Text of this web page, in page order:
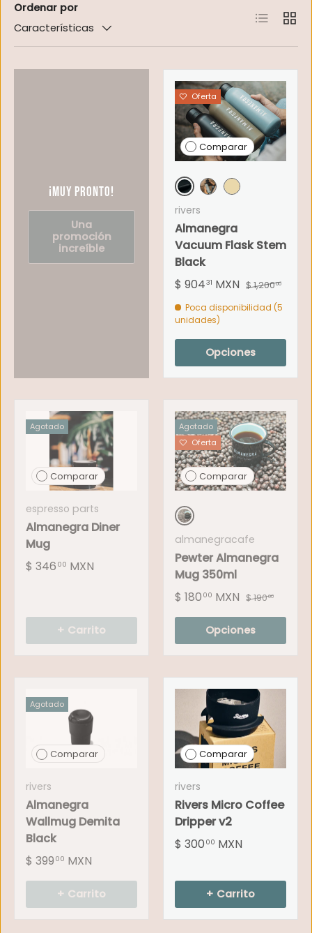
Ordenar por
Características
Lista
¡Muy pronto!
Una
promoción
increíble
Oferta
Comparar
Negro Mate
AzulBeige
rivers
Almanegra
Vacuum Flask Stem
Black
$ 90431 MXN $ 1,20000
Poca disponibilidad (5
unidades)
Opciones
Agotado
Comparar
espresso parts
Almanegra Diner
Mug
$ 346 00 MXN
+ Carrito
Agotado
Oferta
Comparar
Negra
almanegracafe
Pewter Almanegra
Mug 350ml
$ 180 00 MXN $ 19000
Opciones
Agotado
Comparar
rivers
Almanegra
Wallmug Demita
Black
$ 399 00 MXN
+ Carrito
Comparar
rivers
Rivers Micro Coffee
Dripper v2
$ 300 00 MXN
+ Carrito